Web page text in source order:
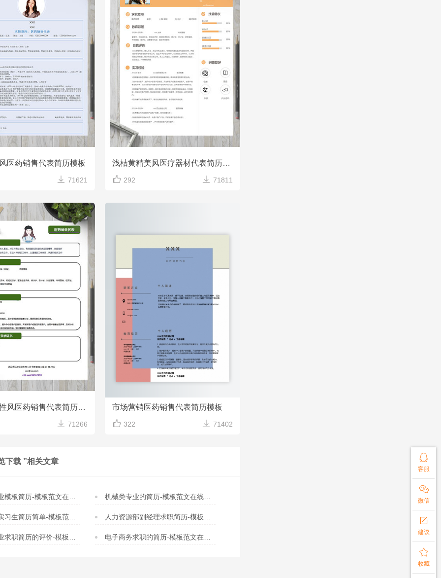
医药销售代表简历模板
 71621
浅桔黄精美风医疗器材代表简历模板
 292  71811
森林绿个性风医药销售代表简历模板
 71266
市场营销医药销售代表简历模板
 322  71402
下载 ”相关文章
简历-模板范文在线预览下载 机械类专业的简历-模板范文在线预览下载
简历简单-模板范文在线预览下载 人力资源部副经理求职简历-模板范文在线预览下载
历的评价-模板范文在线预览下载 电子商务求职的简历-模板范文在线预览下载

客服

微信

建议

收藏